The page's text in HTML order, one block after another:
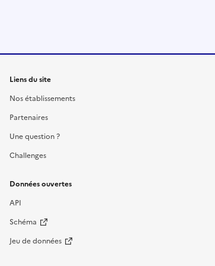
Liens du site
Nos établissements
Partenaires
Une question ?
Challenges
Données ouvertes
API
Schéma
Jeu de données